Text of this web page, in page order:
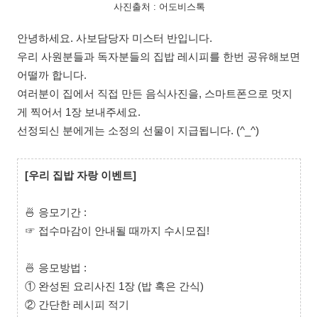
사진출처 : 어도비스톡
안녕하세요. 사보담당자 미스터 반입니다.
우리 사원분들과 독자분들의 집밥 레시피를 한번 공유해보면
어떨까 합니다.
여러분이 집에서 직접 만든 음식사진을, 스마트폰으로 멋지
게 찍어서 1장 보내주세요.
선정되신 분에게는 소정의 선물이 지급됩니다. (^_^)
[우리 집밥 자랑 이벤트]
🍜 응모기간 :
☞ 접수마감이 안내될 때까지 수시모집!
🍜 응모방법 :
① 완성된 요리사진 1장 (밥 혹은 간식)
② 간단한 레시피 적기